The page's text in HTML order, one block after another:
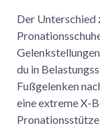
Der Unterschied
du in
Fußgelenken
eine extreme X-